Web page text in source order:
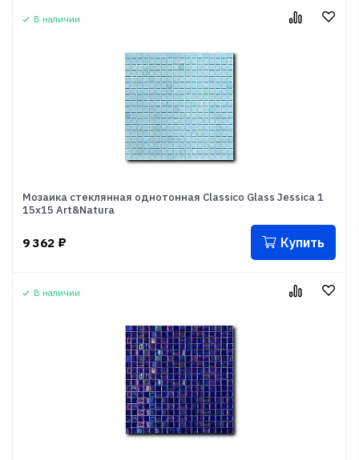
В наличии
Мозаика стеклянная однотонная Classico Glass Jessica 1
15x15 Art&Natura
9 362 ₽ Купить
В наличии